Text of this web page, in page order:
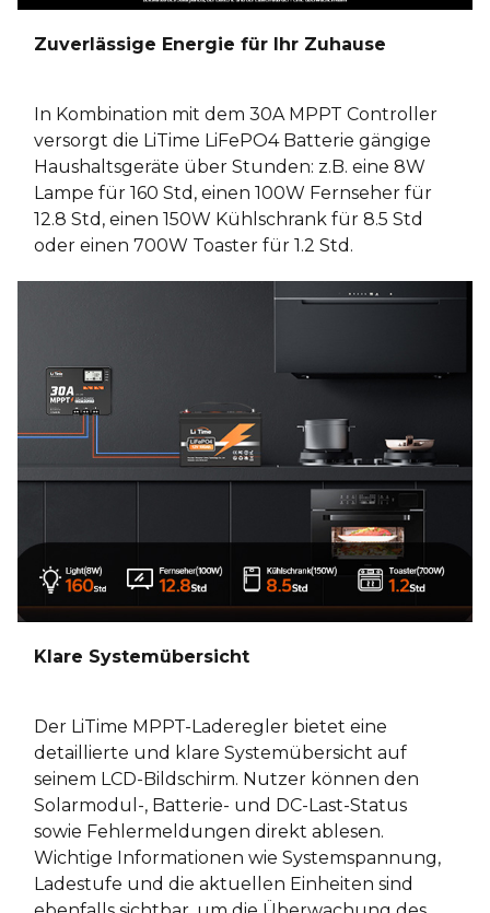
Zuverlässige Energie für Ihr Zuhause
In Kombination mit dem 30A MPPT Controller
versorgt die LiTime LiFePO4 Batterie gängige
Haushaltsgeräte über Stunden: z.B. eine 8W
Lampe für 160 Std, einen 100W Fernseher für
12.8 Std, einen 150W Kühlschrank für 8.5 Std
oder einen 700W Toaster für 1.2 Std.
Klare Systemübersicht
Der LiTime MPPT-Laderegler bietet eine
detaillierte und klare Systemübersicht auf
seinem LCD-Bildschirm. Nutzer können den
Solarmodul-, Batterie- und DC-Last-Status
sowie Fehlermeldungen direkt ablesen.
Wichtige Informationen wie Systemspannung,
Ladestufe und die aktuellen Einheiten sind